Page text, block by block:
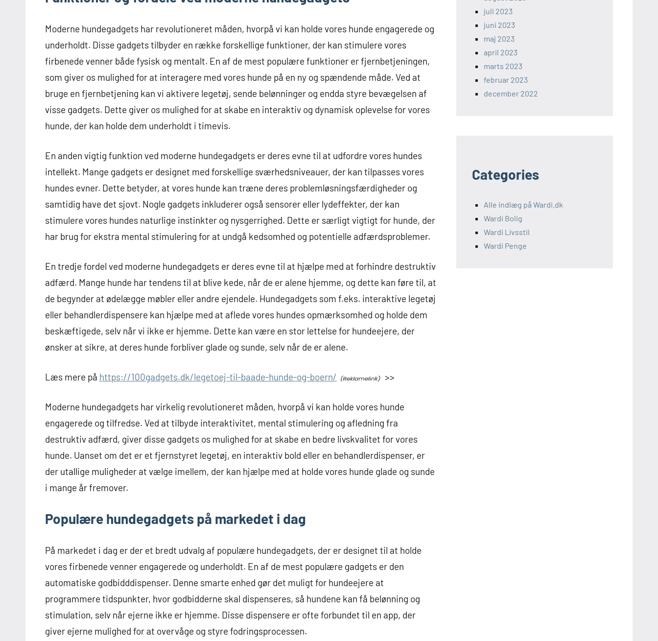
Moderne hundegadgets har revolutioneret måden, hvorpå vi kan holde vores hunde engagerede og
underholdt. Disse gadgets tilbyder en række forskellige funktioner, der kan stimulere vores
firbenede venner både fysisk og mentalt. En af de mest populære funktioner er fjernbetjeningen,
som giver os mulighed for at interagere med vores hunde på en ny og spændende måde. Ved at
bruge en fjernbetjening kan vi aktivere legetøj, sende belønninger og endda styre bevægelsen af
visse gadgets. Dette giver os mulighed for at skabe en interaktiv og dynamisk oplevelse for vores
hunde, der kan holde dem underholdt i timevis.
En anden vigtig funktion ved moderne hundegadgets er deres evne til at udfordre vores hundes
intellekt. Mange gadgets er designet med forskellige sværhedsniveauer, der kan tilpasses vores
hundes evner. Dette betyder, at vores hunde kan træne deres problemløsningsfærdigheder og
samtidig have det sjovt. Nogle gadgets inkluderer også sensorer eller lydeffekter, der kan
stimulere vores hundes naturlige instinkter og nysgerrighed. Dette er særligt vigtigt for hunde, der
har brug for ekstra mental stimulering for at undgå kedsomhed og potentielle adfærdsproblemer.
En tredje fordel ved moderne hundegadgets er deres evne til at hjælpe med at forhindre destruktiv
adfærd. Mange hunde har tendens til at blive kede, når de er alene hjemme, og dette kan føre til, at
de begynder at ødelægge møbler eller andre ejendele. Hundegadgets som f.eks. interaktive legetøj
eller behandlerdispensere kan hjælpe med at aflede vores hundes opmærksomhed og holde dem
beskæftigede, selv når vi ikke er hjemme. Dette kan være en stor lettelse for hundeejere, der
ønsker at sikre, at deres hunde forbliver glade og sunde, selv når de er alene.
Læs mere på https://100gadgets.dk/legetoej-til-baade-hunde-og-boern/ >>
Moderne hundegadgets har virkelig revolutioneret måden, hvorpå vi kan holde vores hunde
engagerede og tilfredse. Ved at tilbyde interaktivitet, mental stimulering og afledning fra
destruktiv adfærd, giver disse gadgets os mulighed for at skabe en bedre livskvalitet for vores
hunde. Uanset om det er et fjernstyret legetøj, en interaktiv bold eller en behandlerdispenser, er
der utallige muligheder at vælge imellem, der kan hjælpe med at holde vores hunde glade og sunde
i mange år fremover.
Populære hundegadgets på markedet i dag
På markedet i dag er der et bredt udvalg af populære hundegadgets, der er designet til at holde
vores firbenede venner engagerede og underholdt. En af de mest populære gadgets er den
automatiske godbidddispenser. Denne smarte enhed gør det muligt for hundeejere at
programmere tidspunkter, hvor godbidderne skal dispenseres, så hundene kan få belønning og
stimulation, selv når ejerne ikke er hjemme. Disse dispensere er ofte forbundet til en app, der
giver ejerne mulighed for at overvåge og styre fodringsprocessen.
juli 2023
juni 2023
maj 2023
april 2023
marts 2023
februar 2023
december 2022
Categories
Alle indlæg på Wardi.dk
Wardi Bolig
Wardi Livsstil
Wardi Penge